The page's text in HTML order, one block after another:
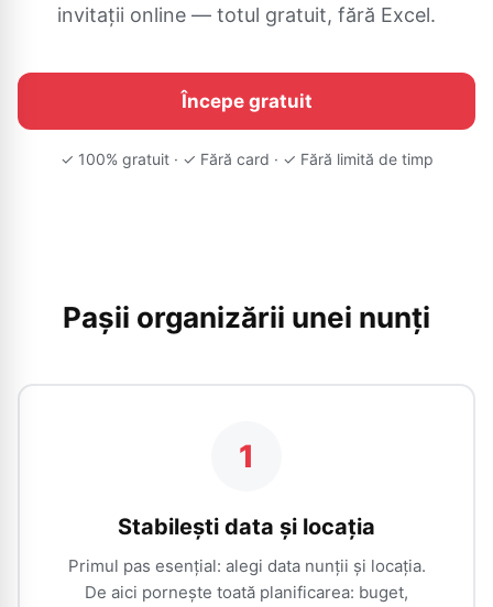
invitații online — totul gratuit, fără Excel.
Începe gratuit
✓ 100% gratuit · ✓ Fără card · ✓ Fără limită de timp
Pașii organizării unei nunți
1
Stabilești data și locația
Primul pas esențial: alegi data nunții și locația.
De aici pornește toată planificarea: buget,